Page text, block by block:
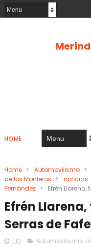
HOME
Home > Automovilismo >
de los Monteros > noticias
Fernández > Efrén Llarena,
Efrén
Serras de Fafe
1:10 Automovilismo,